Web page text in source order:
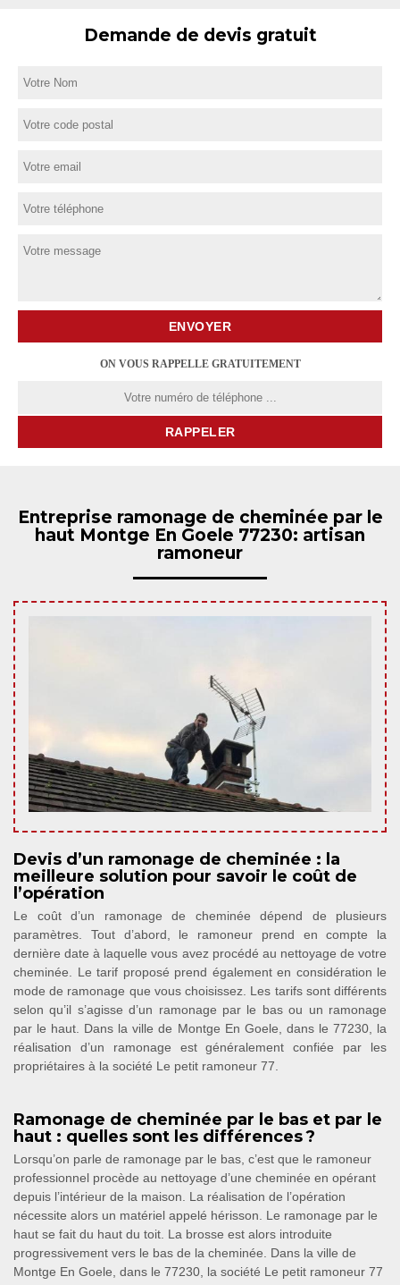
Demande de devis gratuit
ON VOUS RAPPELLE GRATUITEMENT
Entreprise ramonage de cheminée par le
haut Montge En Goele 77230: artisan
ramoneur
Devis d’un ramonage de cheminée : la
meilleure solution pour savoir le coût de
l’opération
Le coût d’un ramonage de cheminée dépend de plusieurs
paramètres. Tout d’abord, le ramoneur prend en compte la
dernière date à laquelle vous avez procédé au nettoyage de votre
cheminée. Le tarif proposé prend également en considération le
mode de ramonage que vous choisissez. Les tarifs sont différents
selon qu’il s’agisse d’un ramonage par le bas ou un ramonage
par le haut. Dans la ville de Montge En Goele, dans le 77230, la
réalisation d’un ramonage est généralement confiée par les
propriétaires à la société Le petit ramoneur 77.
Ramonage de cheminée par le bas et par le
haut : quelles sont les différences ?
Lorsqu’on parle de ramonage par le bas, c’est que le ramoneur
professionnel procède au nettoyage d’une cheminée en opérant
depuis l’intérieur de la maison. La réalisation de l’opération
nécessite alors un matériel appelé hérisson. Le ramonage par le
haut se fait du haut du toit. La brosse est alors introduite
progressivement vers le bas de la cheminée. Dans la ville de
Montge En Goele, dans le 77230, la société Le petit ramoneur 77